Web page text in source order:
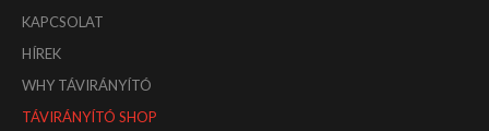
KAPCSOLAT
HÍREK
WHY TÁVIRÁNYÍTÓ
TÁVIRÁNYÍTÓ SHOP